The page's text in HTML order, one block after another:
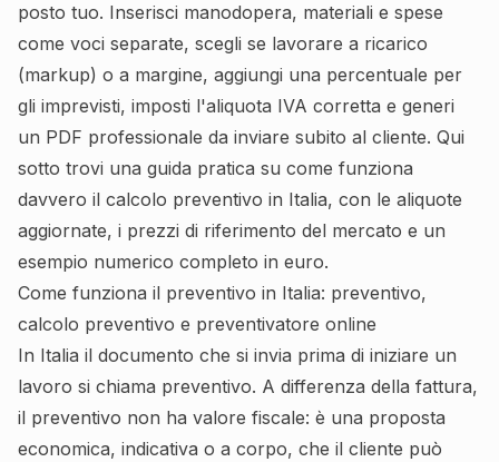
posto tuo. Inserisci manodopera, materiali e spese
come voci separate, scegli se lavorare a ricarico
(markup) o a margine, aggiungi una percentuale per
gli imprevisti, imposti l'aliquota IVA corretta e generi
un PDF professionale da inviare subito al cliente. Qui
sotto trovi una guida pratica su come funziona
davvero il calcolo preventivo in Italia, con le aliquote
aggiornate, i prezzi di riferimento del mercato e un
esempio numerico completo in euro.
Come funziona il preventivo in Italia: preventivo,
calcolo preventivo e preventivatore online
In Italia il documento che si invia prima di iniziare un
lavoro si chiama preventivo. A differenza della fattura,
il preventivo non ha valore fiscale: è una proposta
economica, indicativa o a corpo, che il cliente può